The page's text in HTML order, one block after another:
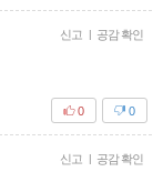
신고 | 공감 확인
0
0
신고 | 공감 확인